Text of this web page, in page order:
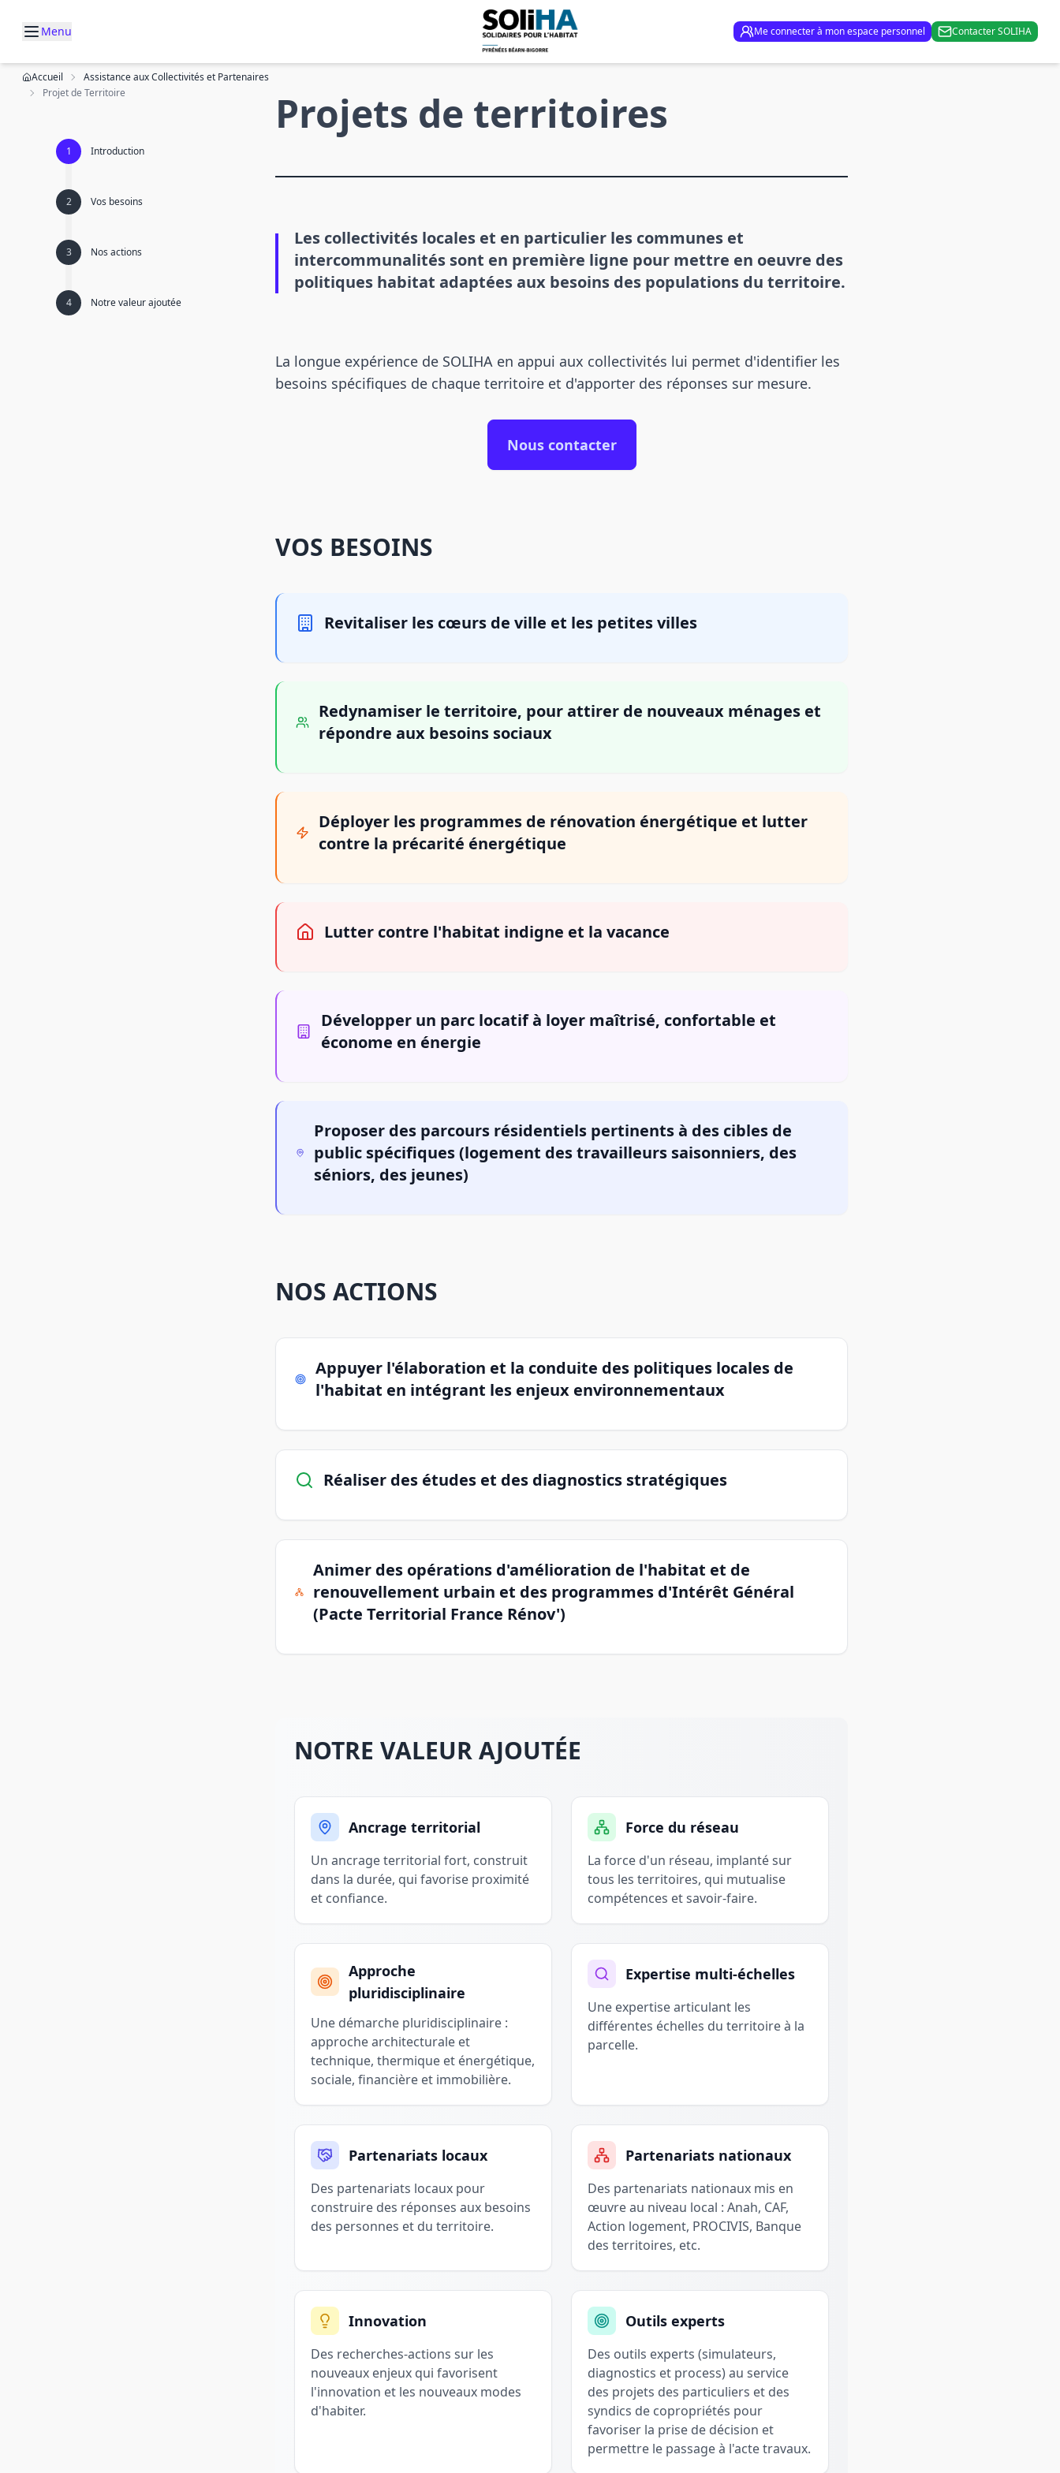
Menu Me connecter à mon espace personnel Contacter SOLIHA
Accueil
Assistance aux Collectivités et Partenaires
Projet de Territoire
Introduction
Vos besoins
Nos actions
Notre valeur ajoutée
Projets de territoires
Les collectivités locales et en particulier les communes et
intercommunalités sont en première ligne pour mettre en oeuvre des
politiques habitat adaptées aux besoins des populations du territoire.
La longue expérience de SOLIHA en appui aux collectivités lui permet d'identifier les
besoins spécifiques de chaque territoire et d'apporter des réponses sur mesure.
Nous contacter
VOS BESOINS
Revitaliser les cœurs de ville et les petites villes
Redynamiser le territoire, pour attirer de nouveaux ménages et
répondre aux besoins sociaux
Déployer les programmes de rénovation énergétique et lutter
contre la précarité énergétique
Lutter contre l'habitat indigne et la vacance
Développer un parc locatif à loyer maîtrisé, confortable et
économe en énergie
Proposer des parcours résidentiels pertinents à des cibles de
public spécifiques (logement des travailleurs saisonniers, des
séniors, des jeunes)
NOS ACTIONS
Appuyer l'élaboration et la conduite des politiques locales de
l'habitat en intégrant les enjeux environnementaux
Réaliser des études et des diagnostics stratégiques
Animer des opérations d'amélioration de l'habitat et de
renouvellement urbain et des programmes d'Intérêt Général
(Pacte Territorial France Rénov')
NOTRE VALEUR AJOUTÉE
Ancrage territorial
Un ancrage territorial fort, construit
dans la durée, qui favorise proximité
et confiance.
Force du réseau
La force d'un réseau, implanté sur
tous les territoires, qui mutualise
compétences et savoir-faire.
Approche
pluridisciplinaire
Une démarche pluridisciplinaire :
approche architecturale et
technique, thermique et énergétique,
sociale, financière et immobilière.
Expertise multi-échelles
Une expertise articulant les
différentes échelles du territoire à la
parcelle.
Partenariats locaux
Des partenariats locaux pour
construire des réponses aux besoins
des personnes et du territoire.
Partenariats nationaux
Des partenariats nationaux mis en
œuvre au niveau local : Anah, CAF,
Action logement, PROCIVIS, Banque
des territoires, etc.
Innovation
Des recherches-actions sur les
nouveaux enjeux qui favorisent
l'innovation et les nouveaux modes
d'habiter.
Outils experts
Des outils experts (simulateurs,
diagnostics et process) au service
des projets des particuliers et des
syndics de copropriétés pour
favoriser la prise de décision et
permettre le passage à l'acte travaux.